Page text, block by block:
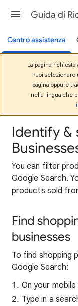
Guida di
Centro assistenza
La pagina
Puoi
pagina oppure
nella lingua che
Identify &
You can filter
Google Search.
products sold
Find
businesses
To find shopping
Google Search:
On your
Type in a